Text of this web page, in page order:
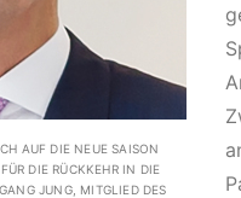
AUF DIE NEUE SAISON
DIE RÜCKKEHR IN DIE
JUNG, MITGLIED DES